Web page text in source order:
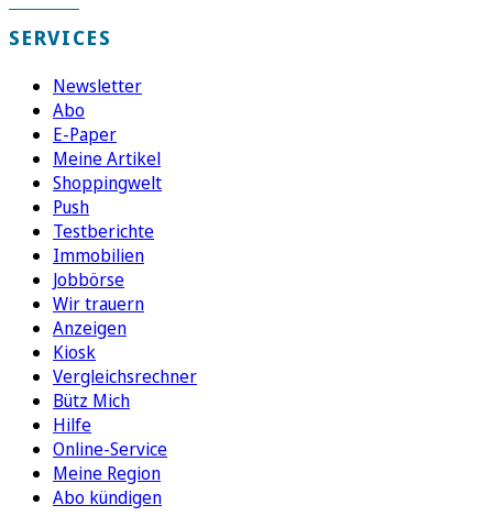
SERVICES
Newsletter
Abo
E-Paper
Meine Artikel
Shoppingwelt
Push
Testberichte
Immobilien
Jobbörse
Wir trauern
Anzeigen
Kiosk
Vergleichsrechner
Bütz Mich
Hilfe
Online-Service
Meine Region
Abo kündigen